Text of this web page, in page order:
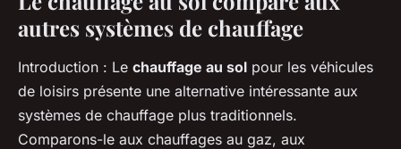
autres systèmes de chauffage
Introduction : Le chauffage au sol pour les véhicules
de loisirs présente une alternative intéressante aux
systèmes de chauffage plus traditionnels.
Comparons-le aux chauffages au gaz, aux